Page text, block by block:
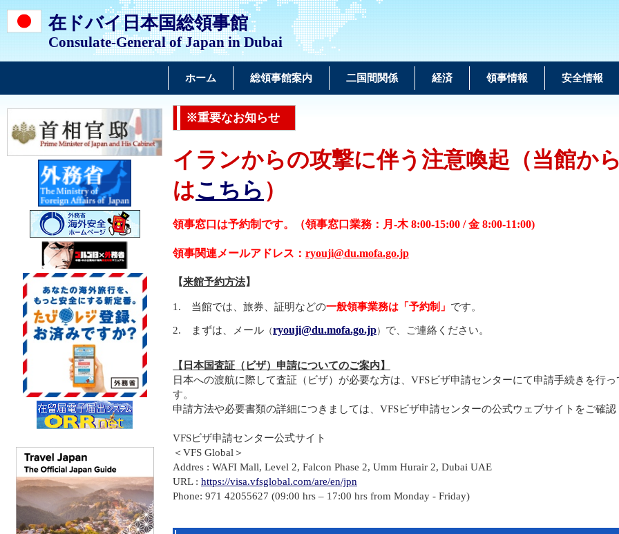
在ドバイ日本国総領事館
Consulate-General of Japan in Dubai
ホーム 総領事館案内 二国間関係 経済 領事情報 安全情報
※重要なお知らせ
イランからの攻撃に伴う注意喚起（当館か
はこちら ）
領事窓口は予約制です。（領事窓口業務：月-木 8:00-15:00 / 金 8:00-11:00)
領事関連メールアドレス： ryouji@du.mofa.go.jp
【来館予約方法】
1. 当館では、旅券、証明などの一般領事業務は「予約制」 です。
2. まずは、メール （ryouji@du.mofa.go.jp） で、ご連絡ください。
【日本国査証（ビザ）申請についてのご案内】
日本への渡航に際して査証（ビザ）が必要な方は、VFSビザ申請センターにて申請手続きを行
す。
申請方法や必要書類の詳細につきましては、VFSビザ申請センターの公式ウェブサイトをご確
VFSビザ申請センター公式サイト
＜VFS Global＞
Addres : WAFI Mall, Level 2, Falcon Phase 2, Umm Hurair 2, Dubai UAE
URL : https://visa.vfsglobal.com/are/en/jpn
Phone: 971 42055627 (09:00 hrs – 17:00 hrs from Monday - Friday)